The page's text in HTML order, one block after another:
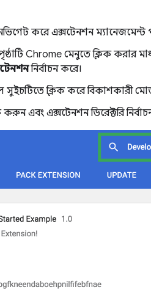
করে এক্সটেনশন ম্যানেজমেন্ট
Chrome মেনুতে ক্লিক করার
নির্বাচন করে।
ক্লিক করে বিকাশকারী
এবং এক্সটেনশন ডিরেক্টরি